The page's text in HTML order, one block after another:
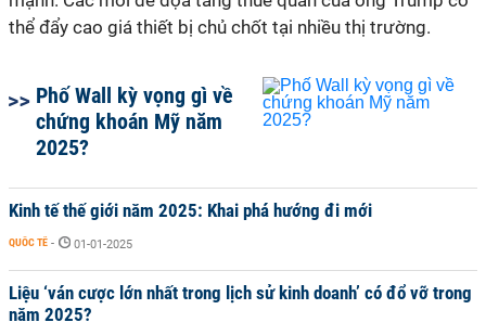
thể đẩy cao giá thiết bị chủ chốt tại nhiều thị trường.
Phố Wall kỳ vọng gì về
chứng khoán Mỹ năm
2025?
Kinh tế thế giới năm 2025: Khai phá hướng đi mới
QUỐC TẾ - 01-01-2025
Liệu ‘ván cược lớn nhất trong lịch sử kinh doanh’ có đổ vỡ trong
năm 2025?